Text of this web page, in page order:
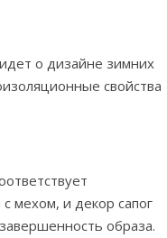
о дизайне зимних
свойства
мехом, и декор сапог
образа.